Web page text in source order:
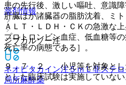
薬剤情報
ジブカルソー注
ネオビタカイン注５ｍＬ非ステ
局所麻酔薬
患の先行後、激しい嘔吐、意識
肝臓ほか諸臓器の脂肪沈着、ミ
ＡＬＴ・ＬＤＨ・ＣＫの急激な
プロトロンビン血症、低血糖等
死亡率の病態である］。
９．７．２． 小児等を対象と
とした臨床試験は実施していない